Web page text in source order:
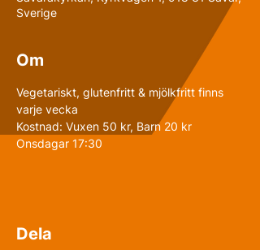
Sverige
Om
Vegetariskt, glutenfritt & mjölkfritt finns
varje vecka
Kostnad: Vuxen 50 kr, Barn 20 kr
Onsdagar 17:30
Dela